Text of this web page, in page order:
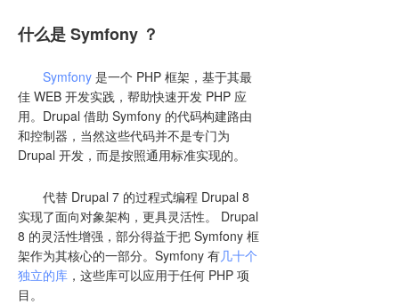
什么是 Symfony ？
Symfony 是一个 PHP 框架，基于其最
佳 WEB 开发实践，帮助快速开发 PHP 应
用。Drupal 借助 Symfony 的代码构建路由
和控制器，当然这些代码并不是专门为
Drupal 开发，而是按照通用标准实现的。
代替 Drupal 7 的过程式编程 Drupal 8
实现了面向对象架构，更具灵活性。 Drupal
8 的灵活性增强，部分得益于把 Symfony 框
架作为其核心的一部分。Symfony 有几十个
独立的库 ，这些库可以应用于任何 PHP 项
目。